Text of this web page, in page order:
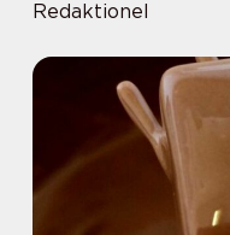
Redaktionel